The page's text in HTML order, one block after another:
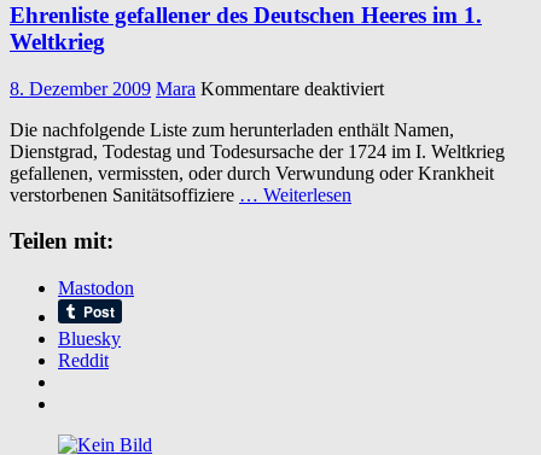
Ehrenliste gefallener des Deutschen Heeres im 1.
Weltkrieg
8. Dezember 2009 Mara Kommentare deaktiviertfür
gefallener
des
Deutschen
Die nachfolgende Liste zum herunterladen enthält Namen,
Dienstgrad, Todestag und Todesursache der 1724 im I. Weltkrieg
gefallenen, vermissten, oder durch Verwundung oder Krankheit
verstorbenen Sanitätsoffiziere … Weiterlesen
Teilen mit:
Mastodon
Bluesky
Reddit